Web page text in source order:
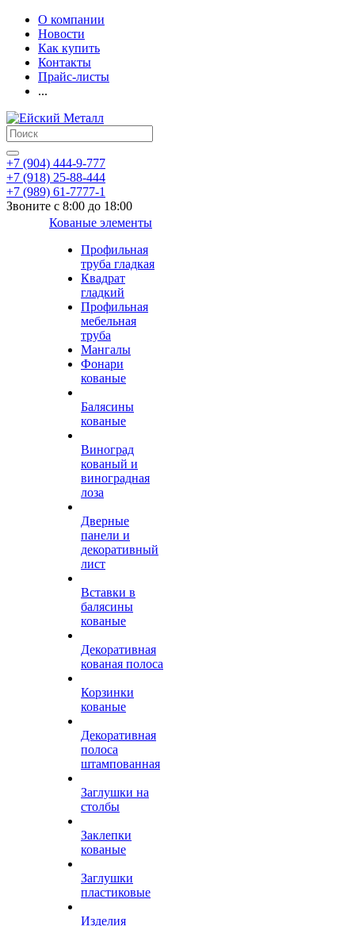
О компании
Новости
Как купить
Контакты
Прайс-листы
...
+7 (904) 444-9-777
+7 (918) 25-88-444
+7 (989) 61-7777-1
Звоните с 8:00 до 18:00
Кованые элементы
Профильная
труба гладкая
Квадрат
гладкий
Профильная
мебельная
труба
Мангалы
Фонари
кованые
Балясины
кованые
Виноград
кованый и
виноградная
лоза
Дверные
панели и
декоративный
лист
Вставки в
балясины
кованые
Декоративная
кованая полоса
Корзинки
кованые
Декоративная
полоса
штампованная
Заглушки на
столбы
Заклепки
кованые
Заглушки
пластиковые
Изделия